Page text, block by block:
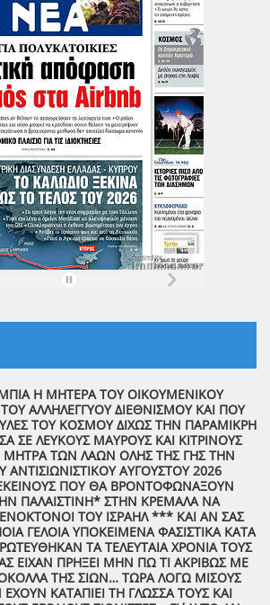
Η ΜΗΤΕΡΑ ΤΟΥ ΟΙΚΟΥΜΕΝΙΚΟΥ
ΑΛΛΗΛΕΓΓΥΟΥ ΔΙΕΘΝΙΣΜΟΥ ΚΑΙ ΠΟΥ
ΤΟΥ ΚΟΣΜΟΥ ΔΙΧΩΣ ΤΗΝ ΠΑΡΑΜΙΚΡΗ
ΣΕ ΛΕΥΚΟΥΣ ΜΑΥΡΟΥΣ ΚΑΙ ΚΙΤΡΙΝΟΥΣ
ΜΗΤΡΑ ΤΩΝ ΛΑΩΝ ΟΛΗΣ ΤΗΣ ΓΗΣ ΤΗΝ
ΑΝΤΙΣΙΩΝΙΣΤΙΚΟΥ ΑΥΓΟΥΣΤΟΥ 2026
ΠΟΥ ΘΑ ΒΡΟΝΤΟΦΩΝΑΞΟΥΝ
ΠΑΛΑΙΣΤΙΝΗ* ΣΤΗΝ ΚΡΕΜΑΛΑ ΝΑ
ΤΟΥ ΙΣΡΑΗΛ *** ΚΑΙ ΑΝ ΣΑΣ
ΓΕΛΟΙΑ ΥΠΟΚΕΙΜΕΝΑ ΦΑΣΙΣΤΙΚΑ ΚΑΤΑ
ΤΑ ΤΕΛΕΥΤΑΙΑ ΧΡΟΝΙΑ ΤΟΥΣ
ΕΙΧΑΝ ΠΡΗΞΕΙ ΜΗΝ ΠΩ ΤΙ ΑΚΡΙΒΩΣ ΜΕ
ΤΗΣ ΣΙΩΝ… ΤΩΡΑ ΛΟΓΩ ΜΙΣΟΥΣ
ΚΑΤΑΠΙΕΙ ΤΗ ΓΛΩΣΣΑ ΤΟΥΣ ΚΑΙ